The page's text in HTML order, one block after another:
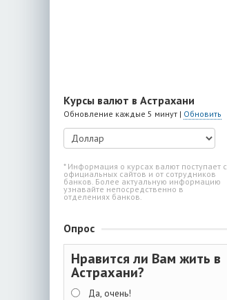
Курсы валют в Астрахани
Обновление каждые 5 минут | Обновить
* Информация о курсах валют поступает с
официальных сайтов и от сотрудников
банков. Более актуальную информацию
узнавайте непосредственно в
отделениях банков.
Опрос
Нравится ли Вам жить в
Астрахани?
Да, очень!